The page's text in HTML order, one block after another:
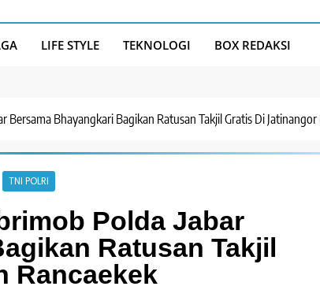
LIFE STYLE TEKNOLOGI BOX REDAKSI
Bersama Bhayangkari Bagikan Ratusan Takjil Gratis Di
TNI POLRI
Polda Jabar
Ratusan Takjil
Rancaekek